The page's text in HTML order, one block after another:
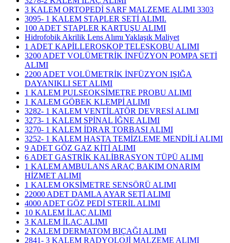
3 KALEM ORTOPEDİ SARF MALZEME ALIMI 3303
3095- 1 KALEM STAPLER SETİ ALIMI.
100 ADET STAPLER KARTUŞU ALIMI
Hidrofobik Akrilik Lens Alımı Yaklaşık Maliyet
1 ADET KAPİLLEROSKOP TELESKOBU ALIMI
3200 ADET VOLÜMETRİK İNFÜZYON POMPA SETİ
ALIMI
2200 ADET VOLÜMETRİK İNFÜZYON IŞIĞA
DAYANIKLI SET ALIMI
1 KALEM PULSEOKSİMETRE PROBU ALIMI
1 KALEM GÖBEK KLEMPİ ALIMI
3282- 1 KALEM VENTİLATÖR DEVRESİ ALIMI
3273- 1 KALEM SPİNAL İĞNE ALIMI
3270- 1 KALEM İDRAR TORBASI ALIMI
3252- 1 KALEM HASTA TEMİZLEME MENDİLİ ALIMI
9 ADET GÖZ GAZ KİTİ ALIMI
6 ADET GASTRİK KALİBRASYON TÜPÜ ALIMI
1 KALEM AMBULANS ARAÇ BAKIM ONARIM
HİZMET ALIMI
1 KALEM OKSİMETRE SENSÖRÜ ALIMI
22000 ADET DAMLA AYAR SETİ ALIMI
4000 ADET GÖZ PEDİ STERİL ALIMI
10 KALEM İLAÇ ALIMI
3 KALEM İLAÇ ALIMI
2 KALEM DERMATOM BIÇAĞI ALIMI
2841- 3 KALEM RADYOLOJİ MALZEME ALIMI